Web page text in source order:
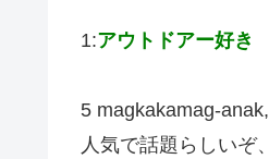
1:アウトドアー好き
5 magkakamag-
人気で話題らしいぞ